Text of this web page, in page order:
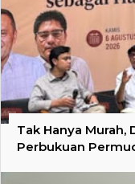
Tak Hanya Murah,
Perbukuan